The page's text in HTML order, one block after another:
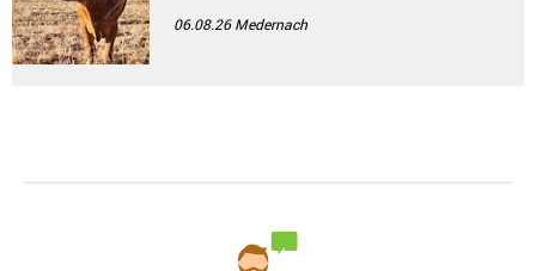
06.08.26Medernach